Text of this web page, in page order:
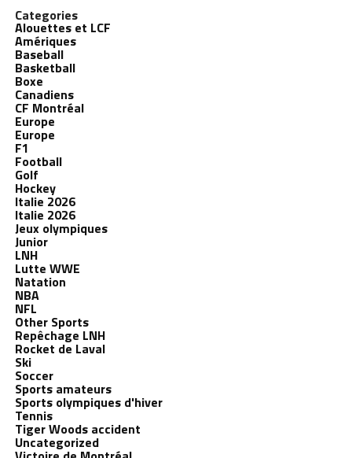
Categories
Alouettes et LCF
Amériques
Baseball
Basketball
Boxe
Canadiens
CF Montréal
Europe
Europe
F1
Football
Golf
Hockey
Italie 2026
Italie 2026
Jeux olympiques
Junior
LNH
Lutte WWE
Natation
NBA
NFL
Other Sports
Repêchage LNH
Rocket de Laval
Ski
Soccer
Sports amateurs
Sports olympiques d'hiver
Tennis
Tiger Woods accident
Uncategorized